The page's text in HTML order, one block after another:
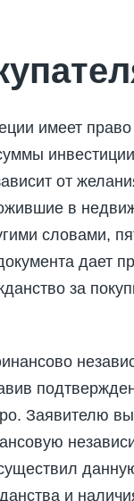
имеет
от
в
словами,
дает
за
Заявителю
и